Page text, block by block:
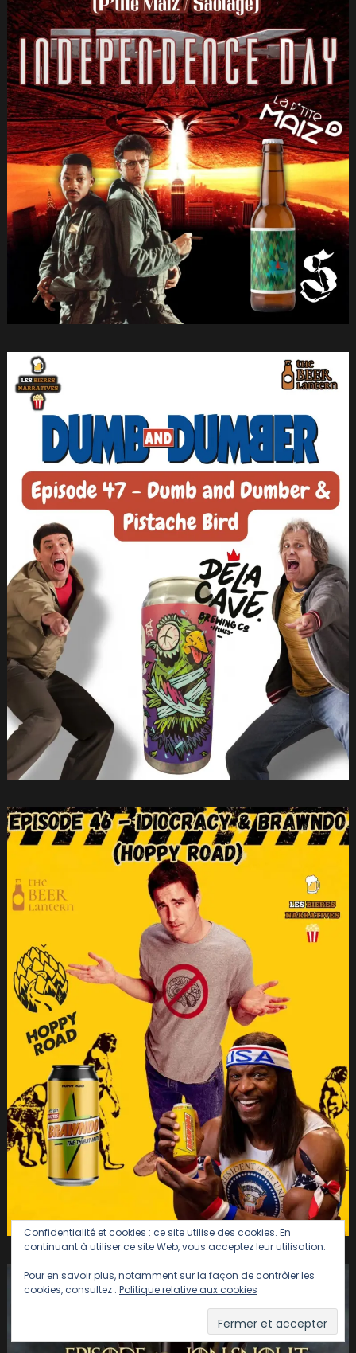
Confidentialité et cookies : ce site utilise des cookies. En
continuant à utiliser ce site Web, vous acceptez leur utilisation.
Pour en savoir plus, notamment sur la façon de contrôler les
cookies, consultez : Politique relative aux cookies